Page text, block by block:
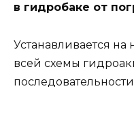
в гидробаке от
Устанавливается
всей схемы